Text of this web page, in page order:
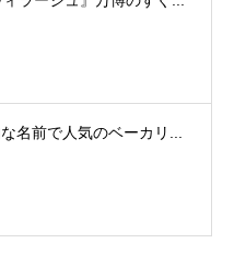
名前で人気のベーカリ...